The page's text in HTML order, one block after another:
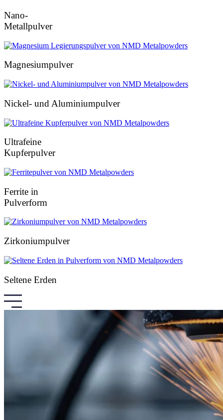
Nano-
Metallpulver
Magnesiumpulver
Nickel- und Aluminiumpulver
Ultrafeine
Kupferpulver
Ferrite in
Pulverform
Zirkoniumpulver
Seltene Erden